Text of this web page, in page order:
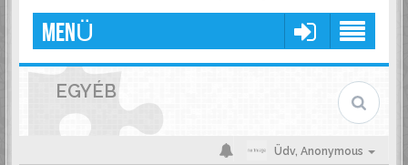
MENÜ
EGYÉB
Üdv, Anonymous